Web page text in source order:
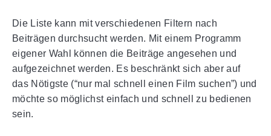
Die Liste kann mit verschiedenen Filtern nach
Beiträgen durchsucht werden. Mit einem Programm
eigener Wahl können die Beiträge angesehen und
aufgezeichnet werden. Es beschränkt sich aber auf
das Nötigste (“nur mal schnell einen Film suchen”) und
möchte so möglichst einfach und schnell zu bedienen
sein.